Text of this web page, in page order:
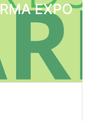
EXPO